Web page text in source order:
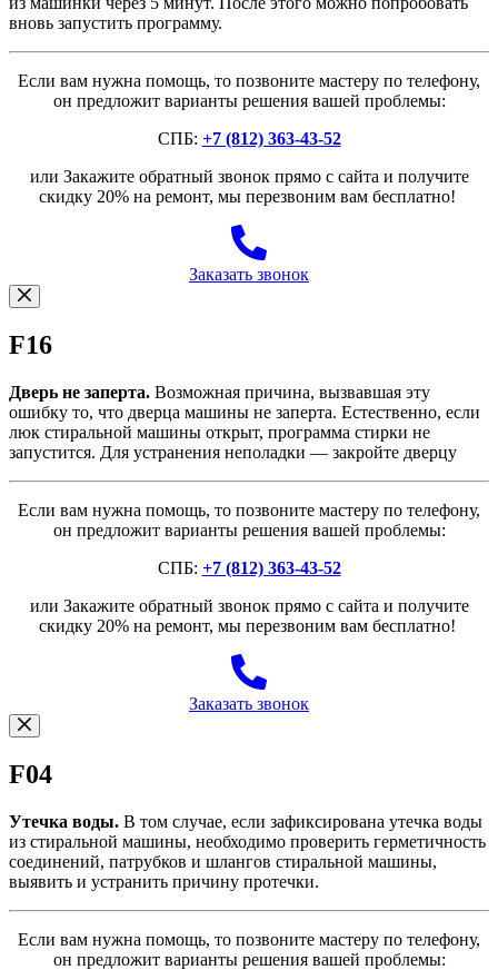
вновь запустить программу.
Если вам нужна помощь, то позвоните мастеру по телефону,
он предложит варианты решения вашей проблемы:
СПБ: +7 (812) 363-43-52
или Закажите обратный звонок прямо с сайта и получите
скидку 20% на ремонт, мы перезвоним вам бесплатно!
Заказать звонок
F16
Дверь не заперта. Возможная причина, вызвавшая эту
ошибку то, что дверца машины не заперта. Естественно, если
люк стиральной машины открыт, программа стирки не
запустится. Для устранения неполадки — закройте дверцу
Если вам нужна помощь, то позвоните мастеру по телефону,
он предложит варианты решения вашей проблемы:
СПБ: +7 (812) 363-43-52
или Закажите обратный звонок прямо с сайта и получите
скидку 20% на ремонт, мы перезвоним вам бесплатно!
Заказать звонок
F04
Утечка воды. В том случае, если зафиксирована утечка воды
из стиральной машины, необходимо проверить герметичность
соединений, патрубков и шлангов стиральной машины,
выявить и устранить причину протечки.
Если вам нужна помощь, то позвоните мастеру по телефону,
он предложит варианты решения вашей проблемы: